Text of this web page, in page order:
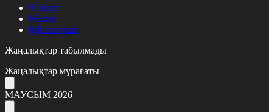
#Спорт
#Әлем
#Денсаулық
Жаңалықтар табылмады
Жаңалықтар мұрағаты
МАУСЫМ 2026